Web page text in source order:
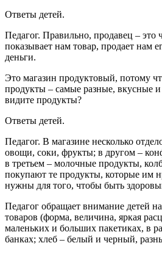
Ответы детей.
Педагог. Правильно, продавец – это
показывает нам товар, продает нам
деньги.
Это магазин продуктовый, потому
продукты – самые разные, вкусные
видите продукты?
Ответы детей.
Педагог. В магазине несколько
овощи, соки, фрукты; в другом –
в третьем – молочные продукты,
покупают те продукты, которые им
нужны для того, чтобы быть
Педагог обращает внимание детей
товаров (форма, величина, яркая
маленьких и больших пакетиках, в
банках; хлеб – белый и черный,